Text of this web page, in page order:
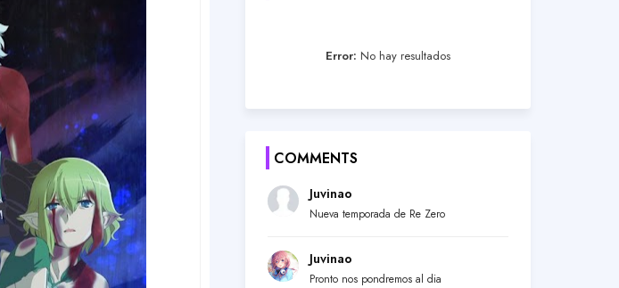
Error: No hay resultados
COMMENTS
Juvinao
Nueva temporada de Re Zero
Juvinao
Pronto nos pondremos al dia